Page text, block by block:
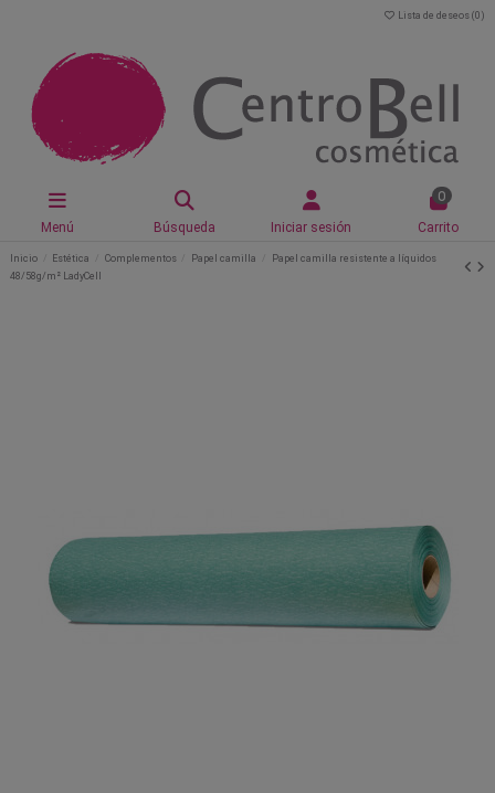
Lista de deseos (0 )
Menú Búsqueda Iniciar sesión
0
Carrito
Inicio Estética Complementos Papel camilla
Papel camilla resistente a líquidos
48/58g/m² LadyCell